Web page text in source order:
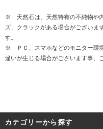
※ 天然石は、天然特有の不純物や
ズ、クラックがある場合がございま
す。
※ ＰＣ、スマホなどのモニター環
違いが生じる場合がございます事、
カテゴリーから探す